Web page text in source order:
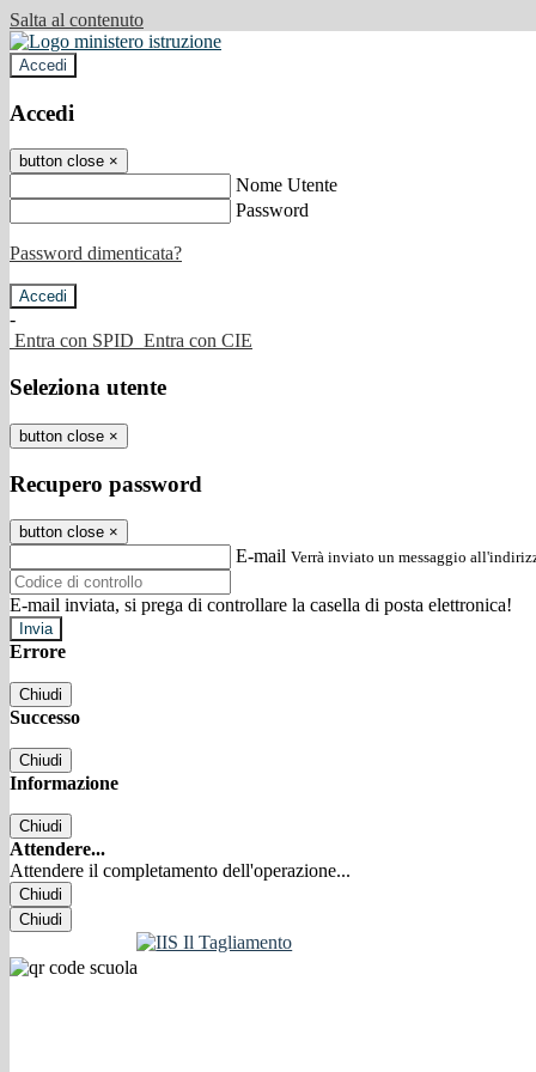
Salta al contenuto
Accedi
Accedi
button close ×
Nome Utente
Password
Password dimenticata?
-
Entra con SPID Entra con CIE
Seleziona utente
button close ×
Recupero password
button close ×
E-mail Verrà inviato un messaggio
E-mail inviata, si prega di controllare la casella di posta elettronica!
Errore
Chiudi
Successo
Chiudi
Informazione
Chiudi
Attendere...
Attendere il completamento dell'operazione...
Chiudi
Chiudi